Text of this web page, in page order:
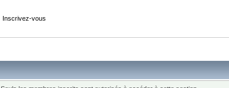
Inscrivez-vous